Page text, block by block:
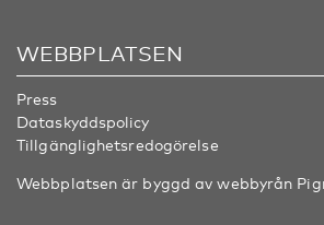
WEBBPLATSEN
Press
Dataskyddspolicy
Tillgänglighetsredogörelse
Webbplatsen är byggd av webbyrån